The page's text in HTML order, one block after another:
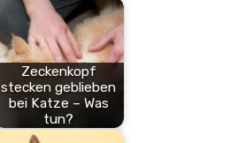
Zeckenkopf
stecken geblieben
bei Katze – Was
tun?